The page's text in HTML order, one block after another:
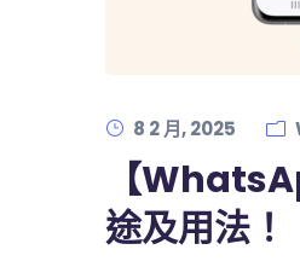
8 2 月, 2025
【
途及用法！